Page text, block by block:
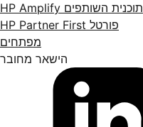
תוכנית השותפים HP Amplify
פורטל HP Partner First
מפתחים
הישאר מחובר